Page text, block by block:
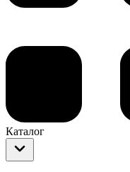
Каталог